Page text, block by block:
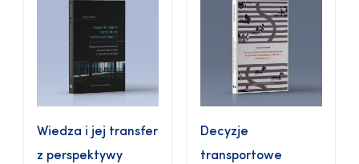
Wiedza i jej transfer
z perspektywy
Decyzje
transportowe